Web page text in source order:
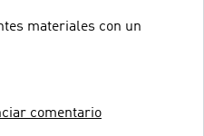
con un
comentario